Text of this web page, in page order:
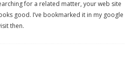
for a related matter, your web site
good. I’ve bookmarked it in my google
then.